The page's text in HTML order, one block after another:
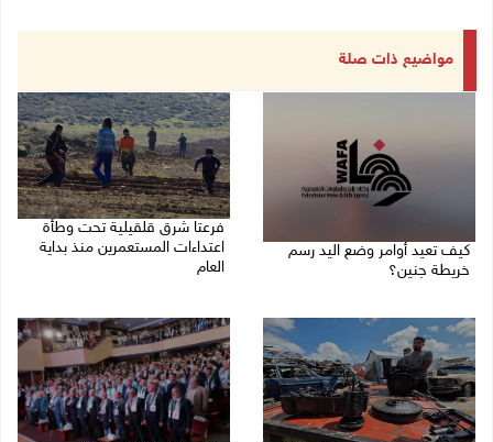
مواضيع ذات صلة
كيف تعيد أوامر وضع اليد رسم
خريطة جنين؟
فرعتا شرق قلقيلية تحت وطأة
اعتداءات المستعمرين منذ بداية
العام